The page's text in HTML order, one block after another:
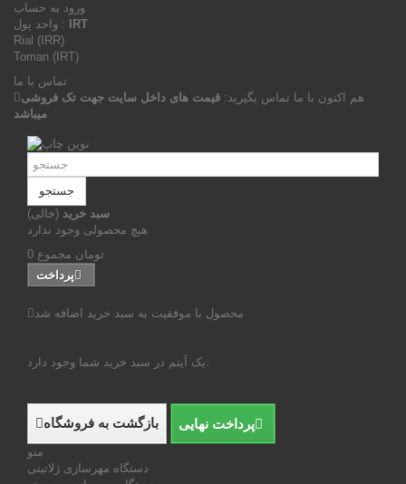
ورود به حساب
واحد پول :
IRT
Rial (IRR)
Toman (IRT)
تماس با ما
هم اکنون با ما تماس بگیرید: قیمت های داخل سایت جهت تک فروشی
میباشد
جستجو
سبد خرید (خالی)
هیچ محصولی وجود ندارد
0 تومان مجموع
پرداخت
محصول با موفقیت به سبد خرید اضافه شد
یک آیتم در سبد خرید شما وجود دارد.
بازگشت به فروشگاه پرداخت نهایی
منو
دستگاه مهرسازی ژلاتینی